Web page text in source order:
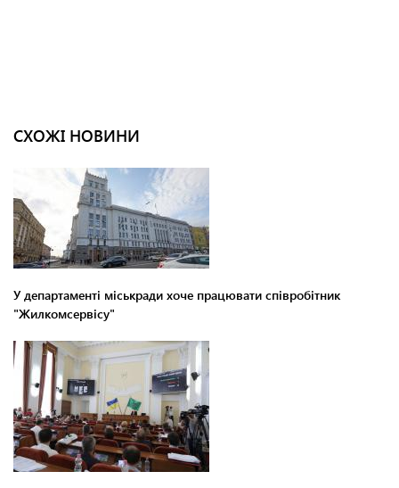
СХОЖІ НОВИНИ
У департаменті міськради хоче працювати співробітник
"Жилкомсервісу"